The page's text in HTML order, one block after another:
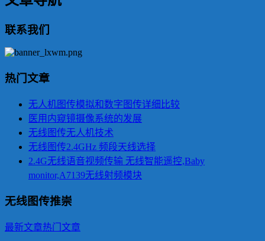
联系我们
热门文章
无人机图传模拟和数字图传详细比较
医用内窥镜摄像系统的发展
无线图传无人机技术
无线图传2.4GHz 频段天线选择
2.4G无线语音视频传输 无线智能遥控,Baby
monitor,A7139无线射频模块
无线图传推崇
最新文章热门文章